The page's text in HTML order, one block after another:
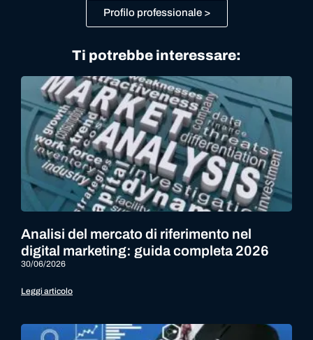
Profilo professionale >
Ti potrebbe interessare:
Analisi del mercato di riferimento nel
digital marketing: guida completa 2026
30/06/2026
Leggi articolo